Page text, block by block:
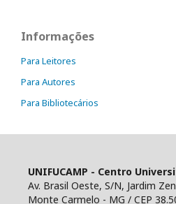
Informações
Para Leitores
Para Autores
Para Bibliotecários
UNIFUCAMP - Centro
Av. Brasil Oeste, S/N, Jardim
Monte Carmelo - MG / CEP